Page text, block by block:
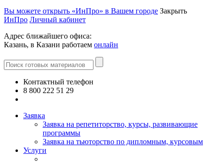
Вы можете открыть «ИнПро» в Вашем городе Закрыть
ИнПро Личный кабинет
Адрес ближайшего офиса:
Казань, в Казани работаем онлайн
Контактный телефон
8 800 222 51 29
Заявка
Заявка на репетиторство, курсы, развивающие
программы
Заявка на тьюторство по дипломным, курсовым
Услуги